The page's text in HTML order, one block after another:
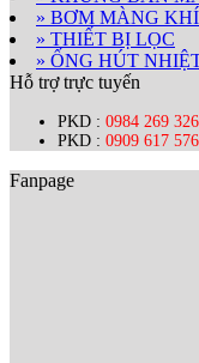
» BƠM MÀNG
» THIẾT BỊ LỌC
» ỐNG HÚT
Hỗ trợ trực tuyến
PKD : 0984 269 326
PKD : 0909 617 576
Fanpage